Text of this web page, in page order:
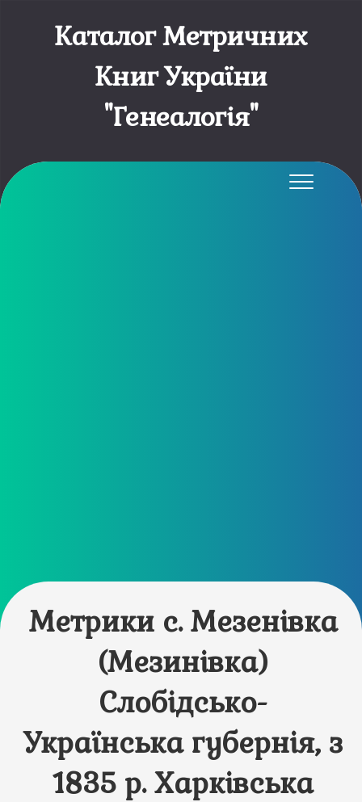
Каталог Метричних
Книг України
"Генеалогія"
Метрики с. Мезенівка
(Мезинівка)
Слобідсько-
Українська губернія, з
1835 р. Харківська